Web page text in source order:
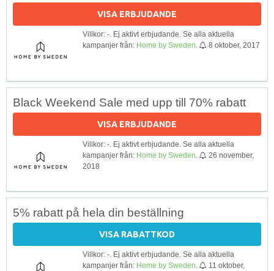
VISA ERBJUDANDE
Villkor: -. Ej aktivt erbjudande. Se alla aktuella
kampanjer från: Home by Sweden 8 oktober, 2017
Black Weekend Sale med upp till 70% rabatt
VISA ERBJUDANDE
Villkor: -. Ej aktivt erbjudande. Se alla aktuella
kampanjer från: Home by Sweden
26 november,
2018
5% rabatt på hela din beställning
VISA RABATTKOD
Villkor: -. Ej aktivt erbjudande. Se alla aktuella
kampanjer från: Home by Sweden
11 oktober,